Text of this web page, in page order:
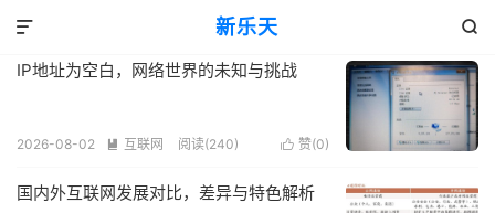
新乐天 
 共 2 篇文章
IP地址为空白，网络世界的未知与挑战
 赞(0)
2026-08-02  互联网 阅读(240)
国内外互联网发展对比，差异与特色解析